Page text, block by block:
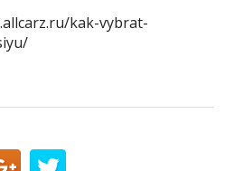
kak-vybrat-